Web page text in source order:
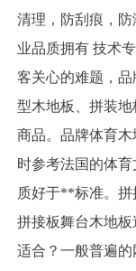
清理，防刮痕，
业品质拥有 技术
客关心的难题，
型木地板、拼装
商品。品牌体育
时参考法国的体
质好于**标准。拼
拼接板舞台木地
适合？一般普遍的